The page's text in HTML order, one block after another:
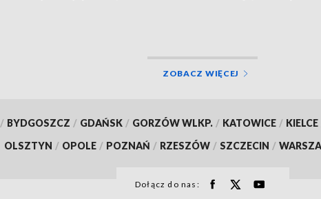
ZOBACZ WIĘCEJ
/ BYDGOSZCZ / GDAŃSK / GORZÓW WLKP. / KATOWICE / KIELCE
OLSZTYN / OPOLE / POZNAŃ / RZESZÓW / SZCZECIN /
Dołącz do nas: